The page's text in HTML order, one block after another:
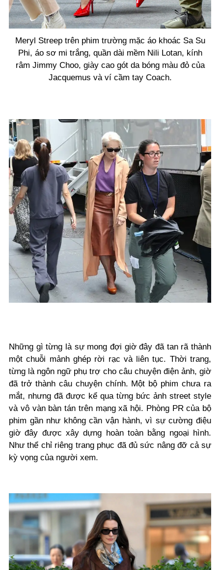
Meryl Streep trên phim trường mặc áo khoác Sa Su
Phi, áo sơ mi trắng, quần dài mềm Nili Lotan, kính
râm Jimmy Choo, giày cao gót da bóng màu đỏ của
Jacquemus và ví cầm tay Coach.
Những gì từng là sự mong đợi giờ đây đã tan rã thành
một chuỗi mảnh ghép rời rạc và liên tục. Thời trang,
từng là ngôn ngữ phụ trợ cho câu chuyện điện ảnh, giờ
đã trở thành câu chuyện chính. Một bộ phim chưa ra
mắt, nhưng đã được kể qua từng bức ảnh street style
và vô vàn bàn tán trên mạng xã hội. Phòng PR của bộ
phim gần như không cần vận hành, vì sự cường điệu
giờ đây được xây dựng hoàn toàn bằng ngoại hình.
Như thể chỉ riêng trang phục đã đủ sức nâng đỡ cả sự
kỳ vọng của người xem.